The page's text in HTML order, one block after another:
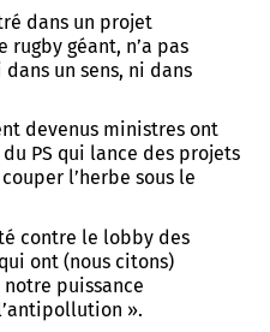
dans un projet
rugby géant, n’a pas
un sens, ni dans
devenus ministres ont
PS qui lance des projets
l’herbe sous le
contre le lobby des
ont (nous citons)
puissance
».